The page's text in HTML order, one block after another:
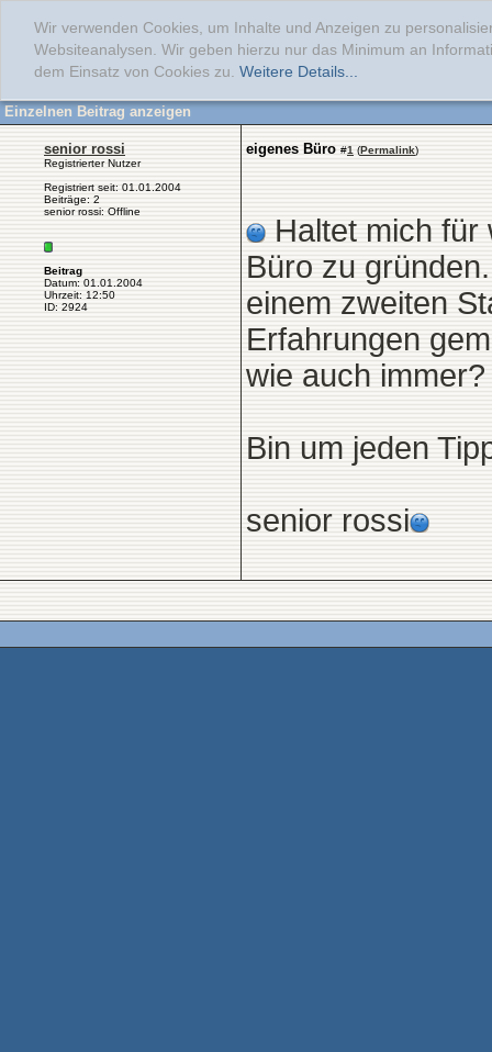
Wir verwenden Cookies, um Inhalte und Anzeigen zu
Websiteanalysen. Wir geben hierzu nur das Minimum an
dem Einsatz von Cookies zu. Weitere Details...
Einzelnen Beitrag anzeigen
senior rossi
Registrierter Nutzer
Registriert seit: 01.01.2004
Beiträge: 2
senior rossi: Offline
Beitrag
Datum: 01.01.2004
Uhrzeit: 12:50
ID: 2924
eigenes Büro #1 (Permalink)
Haltet mich für
Büro zu
einem zweiten
Erfahrungen
wie auch immer?
Bin um jeden
senior rossi